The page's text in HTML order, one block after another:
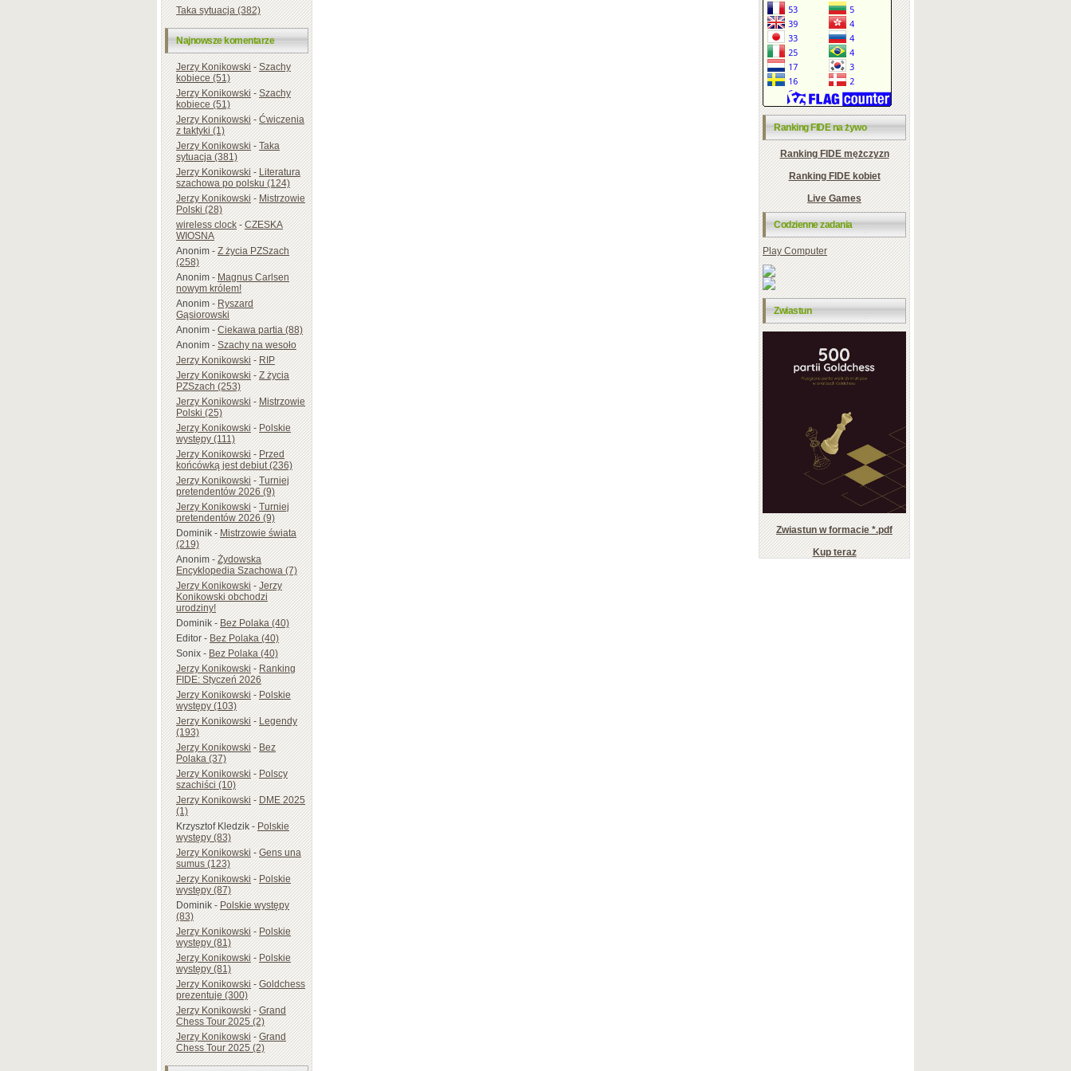
Taka sytuacja (382)
Najnowsze komentarze
Jerzy Konikowski-Szachy
kobiece (51)
Jerzy Konikowski-Szachy
kobiece (51)
Jerzy Konikowski-Ćwiczenia
z taktyki (1)
Jerzy Konikowski-Taka
sytuacja (381)
Jerzy Konikowski-Literatura
szachowa po polsku (124)
Jerzy Konikowski-Mistrzowie
Polski (28)
wireless clock-CZESKA
WIOSNA
Anonim-Z życia PZSzach
(258)
Anonim-Magnus Carlsen
nowym królem!
Anonim-Ryszard
Gąsiorowski
Anonim-Ciekawa partia (88)
Anonim-Szachy na wesoło
Jerzy Konikowski-RIP
Jerzy Konikowski-Z życia
PZSzach (253)
Jerzy Konikowski-Mistrzowie
Polski (25)
Jerzy Konikowski-Polskie
występy (111)
Jerzy Konikowski-Przed
końcówką jest debiut (236)
Jerzy Konikowski-Turniej
pretendentów 2026 (9)
Jerzy Konikowski-Turniej
pretendentów 2026 (9)
Dominik-Mistrzowie świata
(219)
Anonim-Żydowska
Encyklopedia Szachowa (7)
Jerzy Konikowski-Jerzy
Konikowski obchodzi
urodziny!
Dominik-Bez Polaka (40)
Editor-Bez Polaka (40)
Sonix-Bez Polaka (40)
Jerzy Konikowski-Ranking
FIDE: Styczeń 2026
Jerzy Konikowski-Polskie
występy (103)
Jerzy Konikowski-Legendy
(193)
Jerzy Konikowski-Bez
Polaka (37)
Jerzy Konikowski-Polscy
szachiści (10)
Jerzy Konikowski-DME 2025
(1)
Krzysztof Kledzik-Polskie
występy (83)
Jerzy Konikowski-Gens una
sumus (123)
Jerzy Konikowski-Polskie
występy (87)
Dominik-Polskie występy
(83)
Jerzy Konikowski-Polskie
występy (81)
Jerzy Konikowski-Polskie
występy (81)
Jerzy Konikowski-Goldchess
prezentuje (300)
Jerzy Konikowski-Grand
Chess Tour 2025 (2)
Jerzy Konikowski-Grand
Chess Tour 2025 (2)
Ranking FIDE na żywo
Ranking FIDE mężczyzn
Ranking FIDE kobiet
Live Games
Codzienne zadania
Play Computer
Zwiastun
Zwiastun w formacie *.pdf
Kup teraz